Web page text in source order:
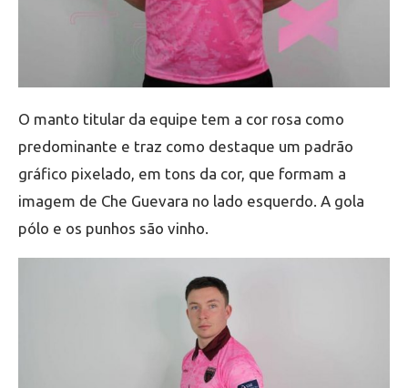
O manto titular da equipe tem a cor rosa como
predominante e traz como destaque um padrão
gráfico pixelado, em tons da cor, que formam a
imagem de Che Guevara no lado esquerdo. A gola
pólo e os punhos são vinho.